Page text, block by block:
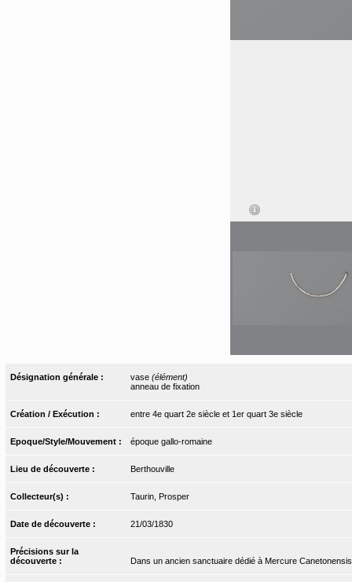
Désignation générale : vase (élément)
anneau de fixation
Création / Exécution : entre 4e quart 2e siècle et 1er quart 3e siècle
Epoque/Style/Mouvement : époque gallo-romaine
Lieu de découverte : Berthouville
Collecteur(s) : Taurin, Prosper
Date de découverte : 21/03/1830
Précisions sur la
découverte :
Dans un ancien sanctuaire dédié à Mercure